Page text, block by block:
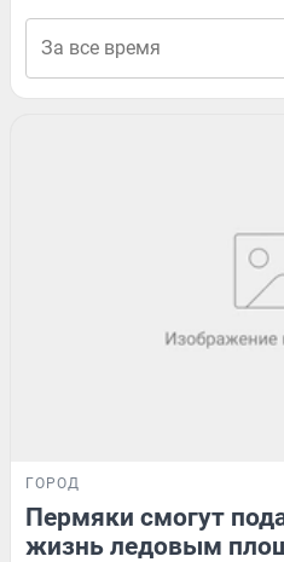
ГОРОД
Пермяки смогут
жизнь ледовым